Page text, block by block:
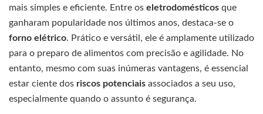
mais simples e eficiente. Entre os eletrodomésticos que
ganharam popularidade nos últimos anos, destaca-se o
forno elétrico. Prático e versátil, ele é amplamente utilizado
para o preparo de alimentos com precisão e agilidade. No
entanto, mesmo com suas inúmeras vantagens, é essencial
estar ciente dos riscos potenciais associados a seu uso,
especialmente quando o assunto é segurança.